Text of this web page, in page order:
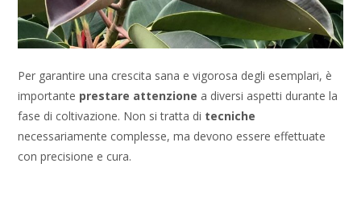
Per garantire una crescita sana e vigorosa degli esemplari, è
importante prestare attenzione a diversi aspetti durante la
fase di coltivazione. Non si tratta di tecniche
necessariamente complesse, ma devono essere effettuate
con precisione e cura.